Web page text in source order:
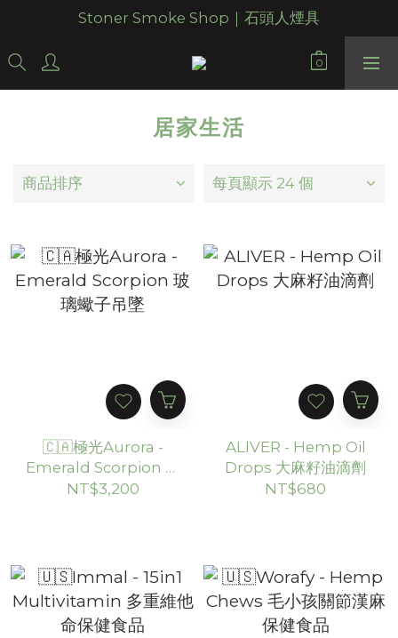
Stoner Smoke Shop｜石頭人煙具
居家生活
商品排序 每頁顯示 24 個
🇨🇦極光Aurora -
Emerald Scorpion 玻
璃蠍子吊墜
NT$3,200
ALIVER - Hemp Oil
Drops 大麻籽油滴劑
NT$680